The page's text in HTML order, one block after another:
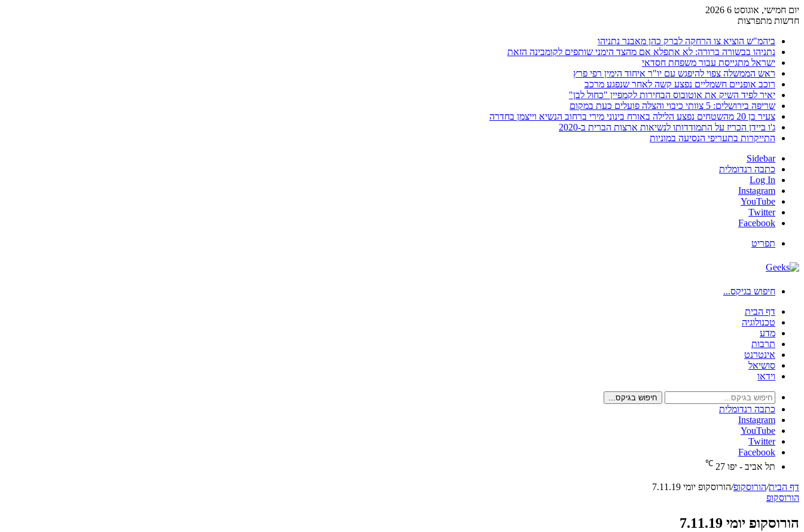
יום חמישי, אוגוסט 6 2026
חדשות מתפרצות
ביהמ"ש הוציא צו הרחקה לברק כהן מאבנר נתניהו
נתניהו בבשורה ברורה: לא אתפלא אם מהצד הימני שותפים לקומבינה הזאת
ישראל מתגייסת עבור משפחת חסדאי
ראש הממשלה צפוי להיפגש עם יו"ר איחוד הימין רפי פרץ
רוכב אופניים חשמליים נפצע קשה לאחר שנפגע מרכב
יאיר לפיד השיק את אוטובוס הבחירות לקמפיין "כחול לבן"
שריפה בירושלים: 5 צוותי כיבוי והצלה פועלים כעת במקום
צעיר בן 20 מהשטחים נפצע הלילה באורח בינוני מירי ברחוב הנשיא וייצמן בחדרה
ג'ו ביידן הכריז על התמודדותו לנשיאות ארצות הברית ב-2020
התייקרות בתעריפי הנסיעה במוניות
Sidebar
כתבה רנדומלית
Log In
Instagram
YouTube
Twitter
Facebook
תפריט
חיפוש בגיקס...
דף הבית
טכנולוגיה
מדע
תרבות
אינטרנט
סושיאל
וידאו
חיפוש בגיקס...
כתבה רנדומלית
Instagram
YouTube
Twitter
Facebook
תל אביב - יפו 27
℃
דף הבית/הורוסקופ/הורוסקופ יומי 7.11.19
הורוסקופ
הורוסקופ יומי 7.11.19